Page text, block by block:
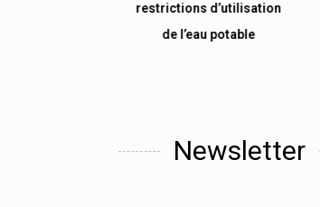
restrictions d’utilisation
de l’eau potable
Newsletter